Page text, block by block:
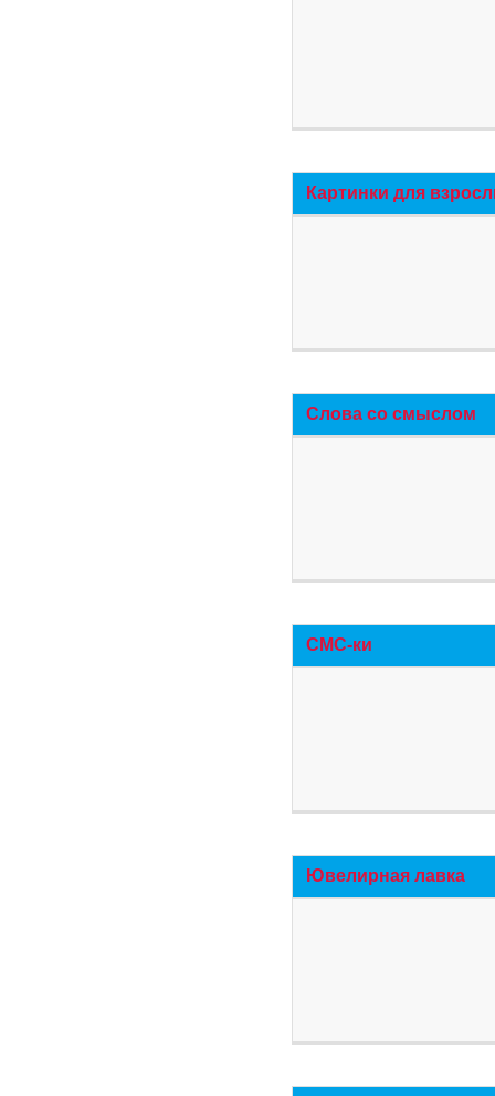
Картинки для
Слова со смыслом
СМС-ки
Ювелирная лавка